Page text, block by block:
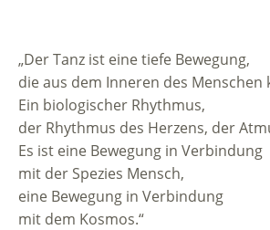
„Der Tanz ist eine tiefe Bewegung,
die aus dem Inneren des Menschen
Ein biologischer Rhythmus,
der Rhythmus des Herzens, der
Es ist eine Bewegung in Verbindung
mit der Spezies Mensch,
eine Bewegung in Verbindung
mit dem Kosmos.“